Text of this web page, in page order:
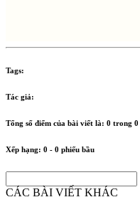
Tags:
Tác giả:
Tổng số điểm của bài viết là: 0 trong 0
Xếp hạng: 0 - 0 phiếu bầu
CÁC BÀI VIẾT KHÁC